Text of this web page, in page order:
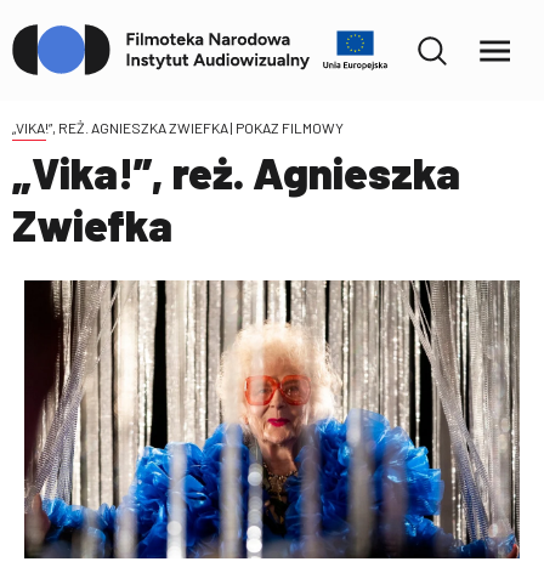
„VIKA!”, REŻ. AGNIESZKA ZWIEFKA| POKAZ FILMOWY
„Vika!”, reż. Agnieszka
Zwiefka